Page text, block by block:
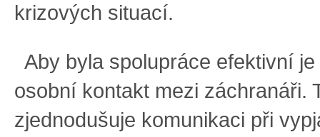
krizových situací.
Aby byla spolupráce efektivní
osobní kontakt mezi záchranáři.
zjednodušuje komunikaci při